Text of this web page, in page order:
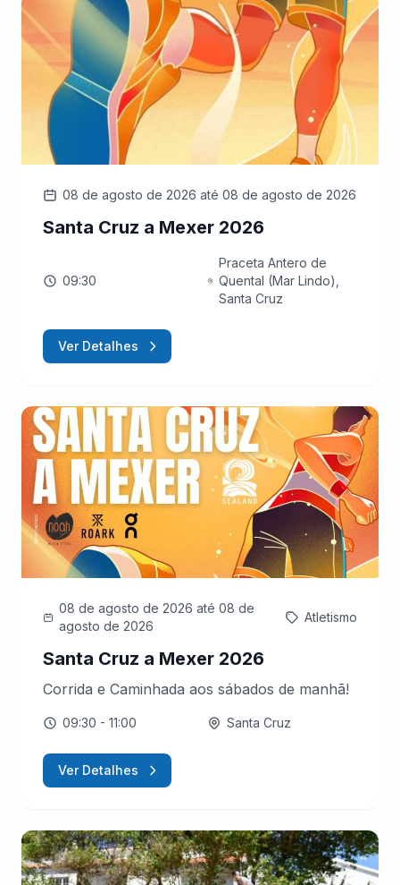
08 de agosto de 2026 até 08 de agosto de 2026
Santa Cruz a Mexer 2026
09:30
Praceta Antero de
Quental (Mar Lindo),
Santa Cruz
Ver Detalhes
08 de agosto de 2026 até 08 de
agosto de 2026
Atletismo
Santa Cruz a Mexer 2026
Corrida e Caminhada aos sábados de manhã!
09:30 - 11:00 Santa Cruz
Ver Detalhes